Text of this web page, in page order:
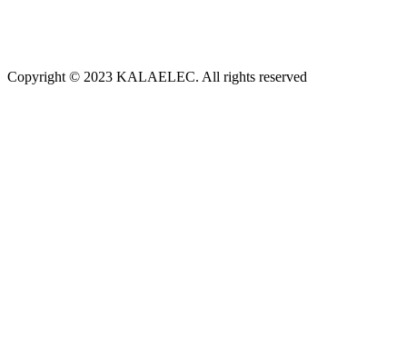
Copyright © 2023 KALAELEC. All rights reserved